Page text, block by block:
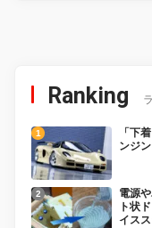
Ranking
「下
ンジ
電源
ト状
イス